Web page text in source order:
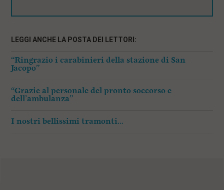
LEGGI ANCHE LA POSTA DEI LETTORI:
“Ringrazio i carabinieri della stazione di San
Jacopo”
“Grazie al personale del pronto soccorso e
dell’ambulanza”
I nostri bellissimi tramonti…